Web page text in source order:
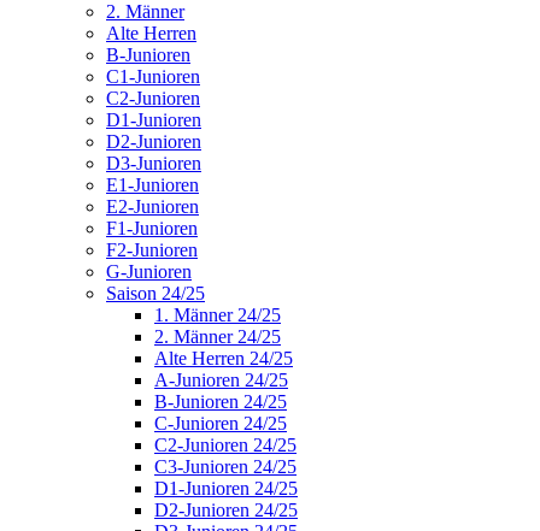
2. Männer
Alte Herren
B-Junioren
C1-Junioren
C2-Junioren
D1-Junioren
D2-Junioren
D3-Junioren
E1-Junioren
E2-Junioren
F1-Junioren
F2-Junioren
G-Junioren
Saison 24/25
1. Männer 24/25
2. Männer 24/25
Alte Herren 24/25
A-Junioren 24/25
B-Junioren 24/25
C-Junioren 24/25
C2-Junioren 24/25
C3-Junioren 24/25
D1-Junioren 24/25
D2-Junioren 24/25